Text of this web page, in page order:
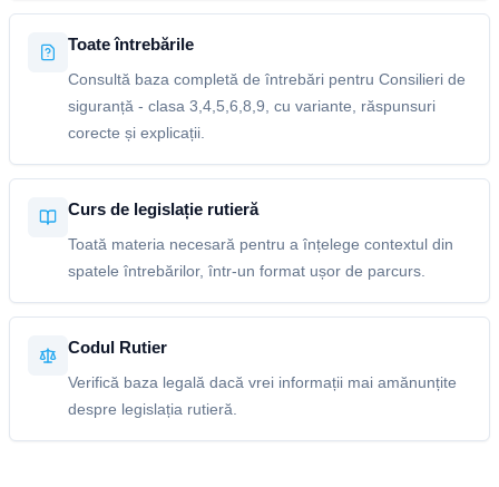
Toate întrebările
Consultă baza completă de întrebări pentru Consilieri de
siguranță - clasa 3,4,5,6,8,9, cu variante, răspunsuri
corecte și explicații.
Curs de legislație rutieră
Toată materia necesară pentru a înțelege contextul din
spatele întrebărilor, într-un format ușor de parcurs.
Codul Rutier
Verifică baza legală dacă vrei informații mai amănunțite
despre legislația rutieră.